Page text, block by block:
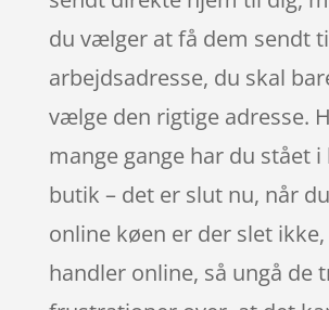
du vælger at få dem sendt
arbejdsadresse, du skal
vælge den rigtige adresse.
mange gange har du stået i
butik – det er slut nu, når
online køen er der slet
handler online, så ungå de